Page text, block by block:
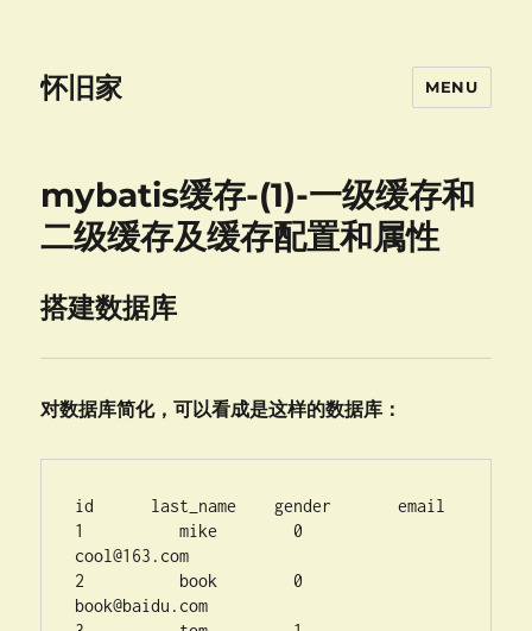
怀旧家 MENU
mybatis缓存-(1)-一级缓存和
二级缓存及缓存配置和属性
搭建数据库
对数据库简化，可以看成是这样的数据库：
id	last_name    gender	  email
cool@163.com
book@baidu.com